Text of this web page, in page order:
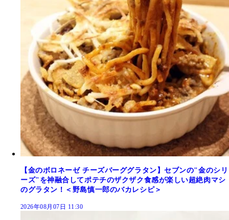
【金のボロネーゼ チーズバーググラタン】セブンの"金のシリ
ーズ"を神融合してポテチのザクザク食感が楽しい超絶肉マシ
のグラタン！＜野島慎一郎のバカレシピ＞
2026年08月07日 11:30